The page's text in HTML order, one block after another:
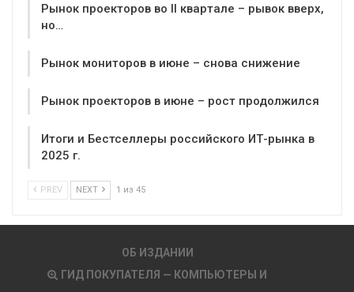
Рынок проекторов во II квартале – рывок вверх,
но…
Рынок мониторов в июне – снова снижение
Рынок проекторов в июне – рост продолжился
Итоги и Бестселлеры российского ИТ-рынка в
2025 г.
PREV NEXT 1 из 45
ОБ ИЗДАНИИ
ГИД ПОКУПАТЕЛЯ — КОМПЬЮТЕРЫ И